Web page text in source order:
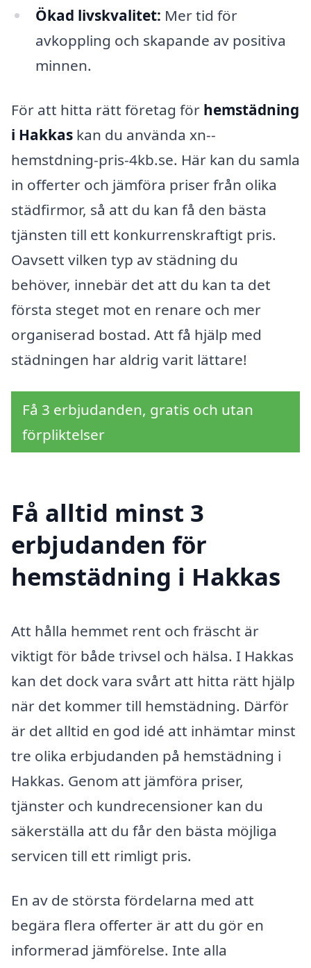
Ökad livskvalitet: Mer tid för
avkoppling och skapande av positiva
minnen.
För att hitta rätt företag för hemstädning
i Hakkas kan du använda xn--
hemstdning-pris-4kb.se. Här kan du samla
in offerter och jämföra priser från olika
städfirmor, så att du kan få den bästa
tjänsten till ett konkurrenskraftigt pris.
Oavsett vilken typ av städning du
behöver, innebär det att du kan ta det
första steget mot en renare och mer
organiserad bostad. Att få hjälp med
städningen har aldrig varit lättare!
Få 3 erbjudanden, gratis och utan
förpliktelser
Få alltid minst 3
erbjudanden för
hemstädning i Hakkas
Att hålla hemmet rent och fräscht är
viktigt för både trivsel och hälsa. I Hakkas
kan det dock vara svårt att hitta rätt hjälp
när det kommer till hemstädning. Därför
är det alltid en god idé att inhämtar minst
tre olika erbjudanden på hemstädning i
Hakkas. Genom att jämföra priser,
tjänster och kundrecensioner kan du
säkerställa att du får den bästa möjliga
servicen till ett rimligt pris.
En av de största fördelarna med att
begära flera offerter är att du gör en
informerad jämförelse. Inte alla